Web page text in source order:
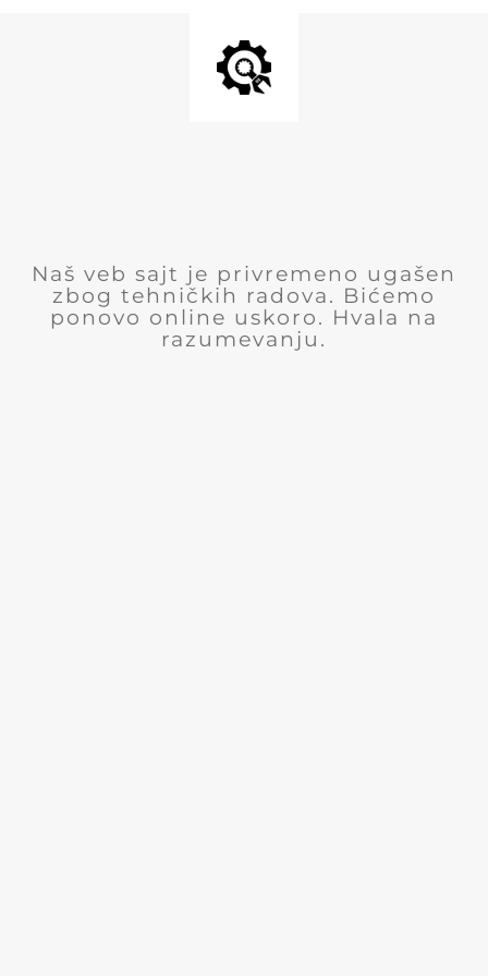
Naš veb sajt je privremeno ugašen
zbog tehničkih radova. Bićemo
ponovo online uskoro. Hvala na
razumevanju.